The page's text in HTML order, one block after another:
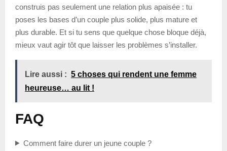
construis pas seulement une relation plus apaisée : tu
poses les bases d’un couple plus solide, plus mature et
plus durable. Et si tu sens que quelque chose bloque déjà,
mieux vaut agir tôt que laisser les problèmes s’installer.
Lire aussi : 5 choses qui rendent une femme
heureuse… au lit !
FAQ
Comment faire durer un jeune couple ?